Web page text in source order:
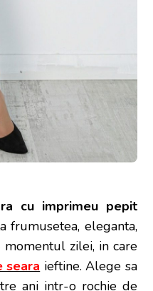
cu imprimeu pepit
frumusetea, eleganta,
zilei, in care
seara ieftine. Alege sa
ani intr-o rochie de